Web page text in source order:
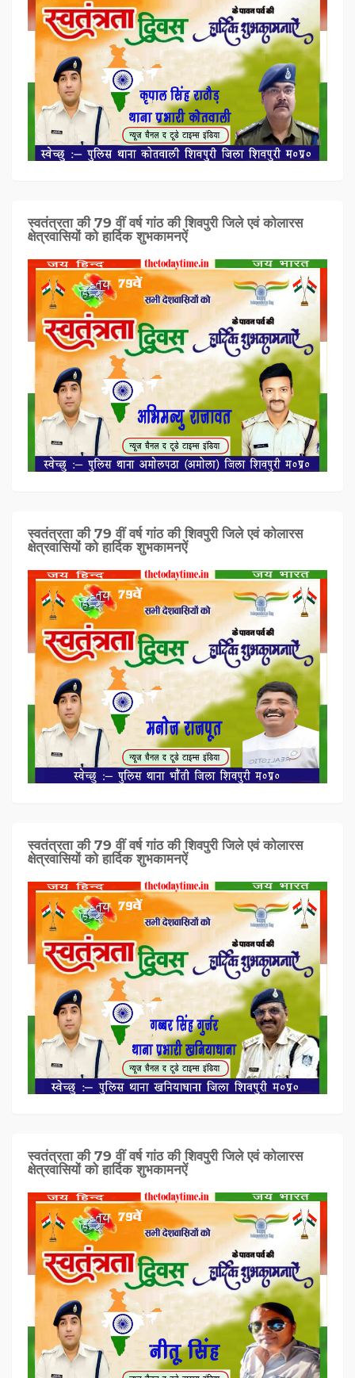
स्वतंत्रता की 79 वीं वर्ष गांठ की शिवपुरी जिले एवं कोलारस
क्षेत्रवासियों को हार्दिक शुभकामनऐं
स्वतंत्रता की 79 वीं वर्ष गांठ की शिवपुरी जिले एवं कोलारस
क्षेत्रवासियों को हार्दिक शुभकामनऐं
स्वतंत्रता की 79 वीं वर्ष गांठ की शिवपुरी जिले एवं कोलारस
क्षेत्रवासियों को हार्दिक शुभकामनऐं
स्वतंत्रता की 79 वीं वर्ष गांठ की शिवपुरी जिले एवं कोलारस
क्षेत्रवासियों को हार्दिक शुभकामनऐं